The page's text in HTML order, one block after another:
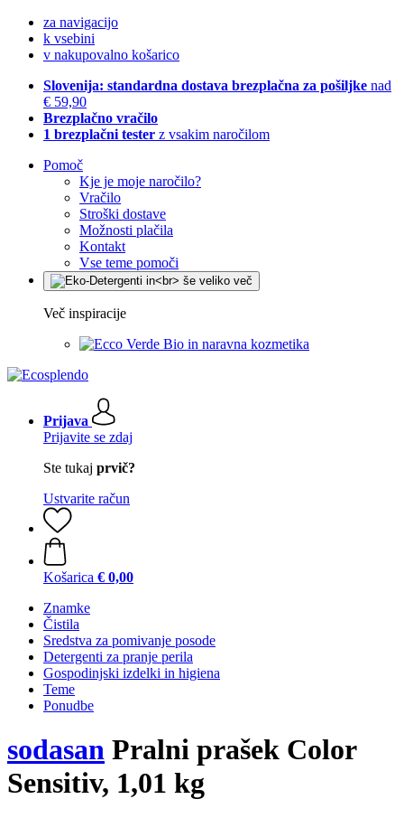
za navigacijo
k vsebini
v nakupovalno košarico
Slovenija: standardna dostava brezplačna za pošiljke nad
€ 59,90
Brezplačno vračilo
1 brezplačni tester z vsakim naročilom
Pomoč
Kje je moje naročilo?
Vračilo
Stroški dostave
Možnosti plačila
Kontakt
Vse teme pomoči
Več inspiracije
Bio in naravna kozmetika
Prijava
Prijavite se zdaj
Ste tukaj prvič?
Ustvarite račun
Košarica € 0,00
Znamke
Čistila
Sredstva za pomivanje posode
Detergenti za pranje perila
Gospodinjski izdelki in higiena
Teme
Ponudbe
sodasan Pralni prašek Color
Sensitiv, 1,01 kg